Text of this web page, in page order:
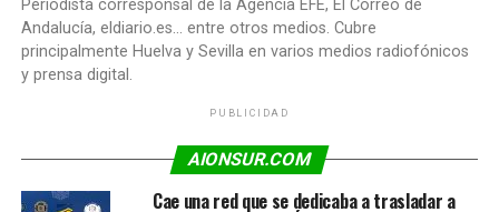
Periodista corresponsal de la Agencia EFE, El Correo de
Andalucía, eldiario.es... entre otros medios. Cubre
principalmente Huelva y Sevilla en varios medios radiofónicos
y prensa digital.
PUBLICIDAD
AIONSUR.COM
Cae una red que se dedicaba a trasladar a